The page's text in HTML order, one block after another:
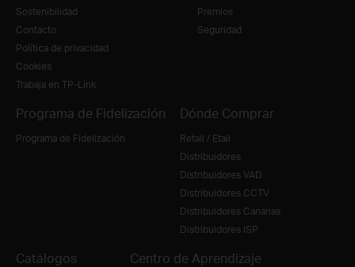
Sostenibilidad
Contacto
Política de privacidad
Cookies
Trabaja en TP-Link
Premios
Seguridad
Programa de Fidelización
Programa de Fidelización
Dónde Comprar
Retail / Etail
Distribuidores
Distribuidores VAD
Distribuidores CCTV
Distribuidores Canarias
Distribuidores ISP
Catálogos Centro de Aprendizaje